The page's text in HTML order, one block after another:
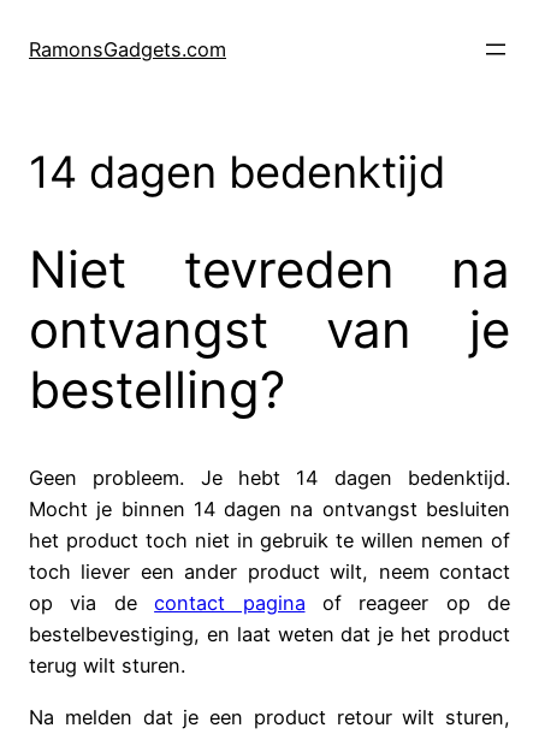
naarRamonsGadgets.com
14 dagen bedenktijd
Niet tevreden na
ontvangst van je
bestelling?
Geen probleem. Je hebt 14 dagen bedenktijd.
Mocht je binnen 14 dagen na ontvangst besluiten
het product toch niet in gebruik te willen nemen of
toch liever een ander product wilt, neem contact
op via decontact pagina of reageer op de
bestelbevestiging, en laat weten dat je het product
terug wilt sturen.
Na melden dat je een product retour wilt sturen,